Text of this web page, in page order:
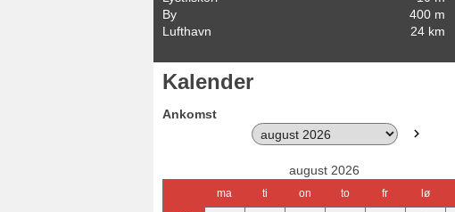
By
400 m
Lufthavn
24 km
Kalender
Ankomst
august 2026
ma ti on to fr lø